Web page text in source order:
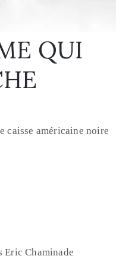
QUI
caisse américaine noire
Chaminade